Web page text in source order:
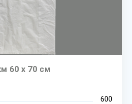
60 х 70 см
600